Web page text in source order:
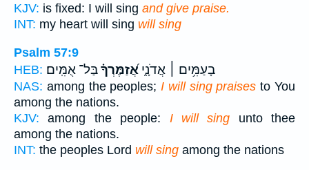
KJV: is fixed: I will sing and give praise.
INT: my heart will sing will sing
Psalm 57:9
HEB:
בָעַמִּ֥ים ׀ אֲדֹנָ֑יאֲ֝זַמֶּרְךָ֗בַּל־ אֻמִּֽים׃
NAS: among the peoples; I will sing praises to You
among the nations.
KJV: among the people: I will sing unto thee
among the nations.
INT: the peoples Lord will sing among the nations